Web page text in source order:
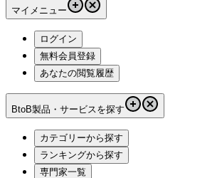
マイメニュー
ログイン
無料会員登録
あなたの閲覧履歴
BtoB製品・サービスを探す
カテゴリーから探す
ランキングから探す
専門家一覧